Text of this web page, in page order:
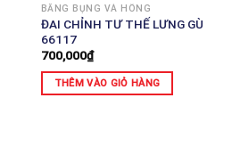
BĂNG BỤNG VÀ HÔNG
ĐAI CHỈNH TƯ THẾ LƯNG GÙ
66117
700,000₫
THÊM VÀO GIỎ HÀNG